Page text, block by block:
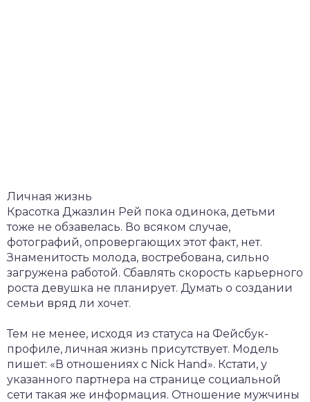
Личная жизнь
Красотка Джазлин Рей пока одинока, детьми
тоже не обзавелась. Во всяком случае,
фотографий, опровергающих этот факт, нет.
Знаменитость молода, востребована, сильно
загружена работой. Сбавлять скорость карьерного
роста девушка не планирует. Думать о создании
семьи вряд ли хочет.
Тем не менее, исходя из статуса на Фейсбук-
профиле, личная жизнь присутствует. Модель
пишет: «В отношениях с Nick Hand». Кстати, у
указанного партнера на странице социальной
сети такая же информация. Отношение мужчины